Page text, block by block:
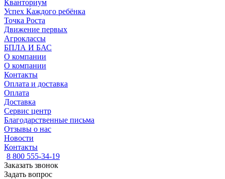
Кванториум
Успех Каждого ребёнка
Точка Роста
Движение первых
Агроклассы
БПЛА И БАС
О компании
О компании
Контакты
Оплата и доставка
Оплата
Доставка
Сервис центр
Благодарственные письма
Отзывы о нас
Новости
Контакты
8 800 555-34-19
Заказать звонок
Задать вопрос